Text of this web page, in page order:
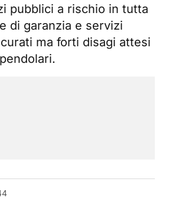
pubblici a rischio in tutta
di garanzia e servizi
ma forti disagi attesi